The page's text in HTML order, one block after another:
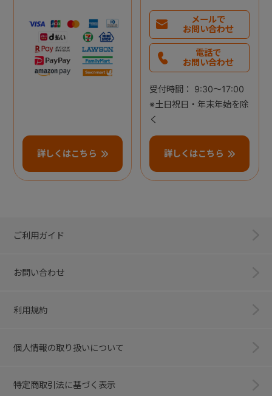
詳しくはこちら
メールで
お問い合わせ
電話で
お問い合わせ
受付時間： 9:30～17:00
※土日祝日・年末年始を除
く
詳しくはこちら
ご利用ガイド
お問い合わせ
利用規約
個人情報の取り扱いについて
特定商取引法に基づく表示